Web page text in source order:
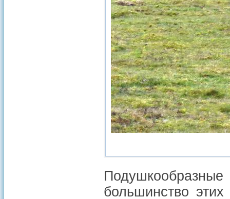
большинство